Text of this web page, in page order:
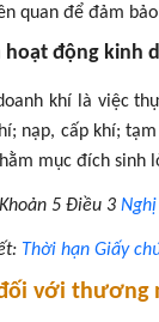
quan để đảm
hoạt động kinh
khí là việc
nạp, cấp khí;
mục đích sinh
5 Điều 3
Thời hạn Giấy
với thương